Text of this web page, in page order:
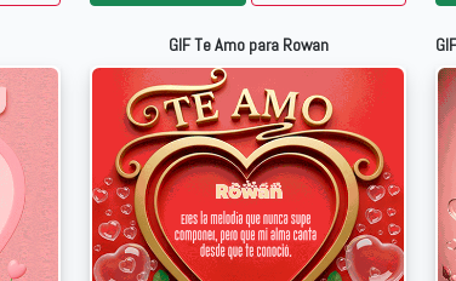
GIF Te Amo para Rowan